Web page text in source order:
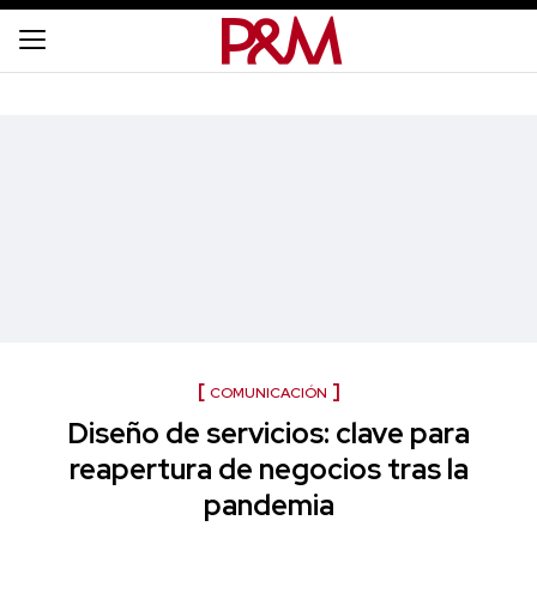
COMUNICACIÓN
Diseño de servicios: clave para
reapertura de negocios tras la
pandemia